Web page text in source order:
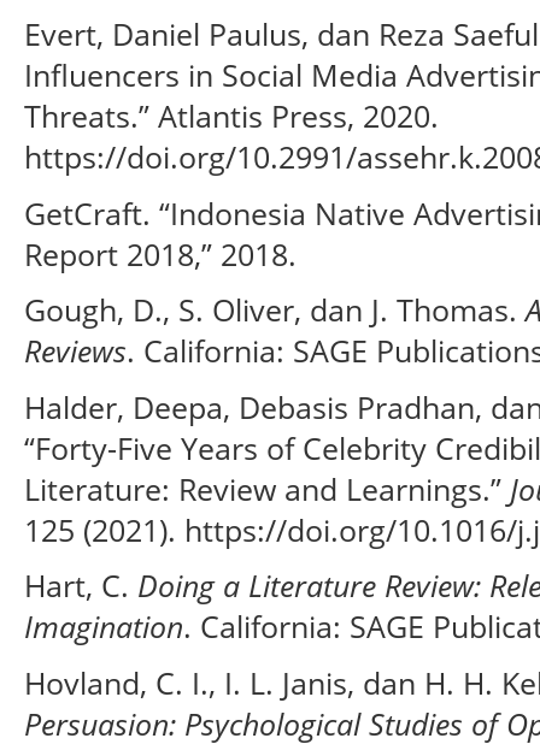
Evert, Daniel Paulus, dan Reza
Influencers in Social Media
Threats.” Atlantis Press, 2020.
https://doi.org/10.2991/
GetCraft. “Indonesia Native
Report 2018,” 2018.
Gough, D., S. Oliver, dan J. Thomas.
Reviews. California: SAGE
Halder, Deepa, Debasis Pradhan,
“Forty-Five Years of Celebrity
Literature: Review and Learnings.”
125 (2021). https://doi.org/10.1016/
Hart, C. Doing a Literature Review:
Imagination. California: SAGE
Hovland, C. I., I. L. Janis, dan H. H.
Persuasion: Psychological Studies of